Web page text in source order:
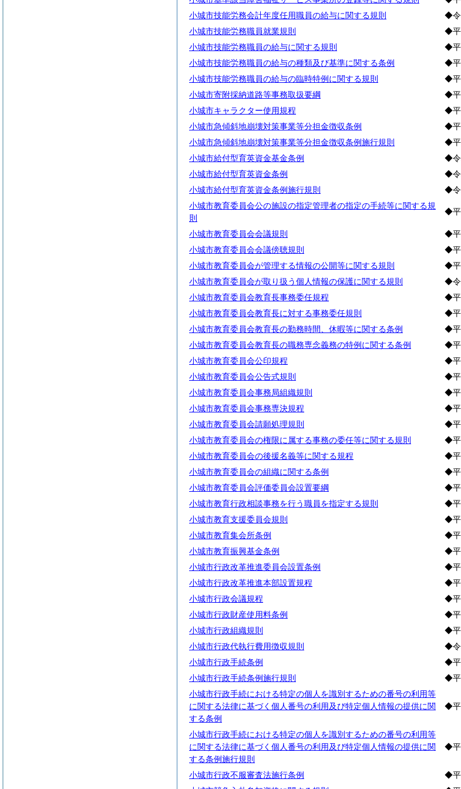
小城市技能労務会計年度任用職員の給与に関する規則
◆令
小城市技能労務職員就業規則
◆平
小城市技能労務職員の給与に関する規則
◆平
小城市技能労務職員の給与の種類及び基準に関する条例
◆平
小城市技能労務職員の給与の臨時特例に関する規則
◆平
小城市寄附採納道路等事務取扱要綱
◆平
小城市キャラクター使用規程
◆平
小城市急傾斜地崩壊対策事業等分担金徴収条例
◆平
小城市急傾斜地崩壊対策事業等分担金徴収条例施行規則
◆平
小城市給付型育英資金基金条例
◆令
小城市給付型育英資金条例
◆令
小城市給付型育英資金条例施行規則
◆令
小城市教育委員会公の施設の指定管理者の指定の手続等に関する規
則
◆平
小城市教育委員会会議規則 ◆平
小城市教育委員会会議傍聴規則
◆平
小城市教育委員会が管理する情報の公開等に関する規則
◆平
小城市教育委員会が取り扱う個人情報の保護に関する規則
◆令
小城市教育委員会教育長事務委任規程
◆平
小城市教育委員会教育長に対する事務委任規則
◆平
小城市教育委員会教育長の勤務時間、休暇等に関する条例
◆平
小城市教育委員会教育長の職務専念義務の特例に関する条例
◆平
小城市教育委員会公印規程
◆平
小城市教育委員会公告式規則
◆平
小城市教育委員会事務局組織規則
◆平
小城市教育委員会事務専決規程
◆平
小城市教育委員会請願処理規則
◆平
小城市教育委員会の権限に属する事務の委任等に関する規則
◆平
小城市教育委員会の後援名義等に関する規程
◆平
小城市教育委員会の組織に関する条例
◆平
小城市教育委員会評価委員会設置要綱
◆平
小城市教育行政相談事務を行う職員を指定する規則
◆平
小城市教育支援委員会規則
◆平
小城市教育集会所条例
◆平
小城市教育振興基金条例
◆平
小城市行政改革推進委員会設置条例
◆平
小城市行政改革推進本部設置規程
◆平
小城市行政会議規程
◆平
小城市行政財産使用料条例
◆平
小城市行政組織規則
◆平
小城市行政代執行費用徴収規則
◆令
小城市行政手続条例
◆平
小城市行政手続条例施行規則
◆平
小城市行政手続における特定の個人を識別するための番号の利用等
に関する法律に基づく個人番号の利用及び特定個人情報の提供に関
する条例
◆平
小城市行政手続における特定の個人を識別するための番号の利用等
に関する法律に基づく個人番号の利用及び特定個人情報の提供に関
する条例施行規則
◆平
小城市行政不服審査法施行条例 ◆平